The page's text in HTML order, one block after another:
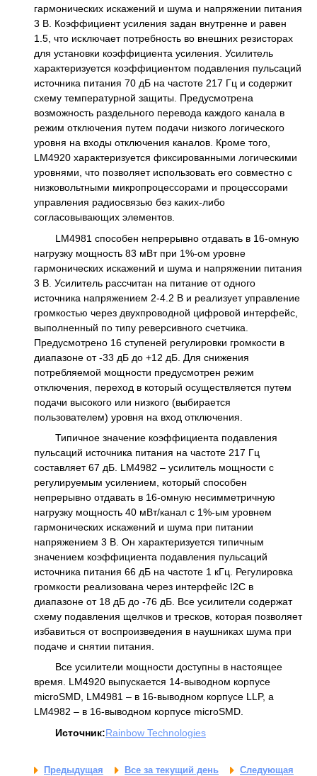
гармонических искажений и шума и напряжении питания
3 В. Коэффициент усиления задан внутренне и равен
1.5, что исключает потребность во внешних резисторах
для установки коэффициента усиления. Усилитель
характеризуется коэффициентом подавления пульсаций
источника питания 70 дБ на частоте 217 Гц и содержит
схему температурной защиты. Предусмотрена
возможность раздельного перевода каждого канала в
режим отключения путем подачи низкого логического
уровня на входы отключения каналов. Кроме того,
LM4920 характеризуется фиксированными логическими
уровнями, что позволяет использовать его совместно с
низковольтными микропроцессорами и процессорами
управления радиосвязью без каких-либо
согласовывающих элементов.
LM4981 способен непрерывно отдавать в 16-омную
нагрузку мощность 83 мВт при 1%-ом уровне
гармонических искажений и шума и напряжении питания
3 В. Усилитель рассчитан на питание от одного
источника напряжением 2-4.2 В и реализует управление
громкостью через двухпроводной цифровой интерфейс,
выполненный по типу реверсивного счетчика.
Предусмотрено 16 ступеней регулировки громкости в
диапазоне от -33 дБ до +12 дБ. Для снижения
потребляемой мощности предусмотрен режим
отключения, переход в который осуществляется путем
подачи высокого или низкого (выбирается
пользователем) уровня на вход отключения.
Типичное значение коэффициента подавления
пульсаций источника питания на частоте 217 Гц
составляет 67 дБ. LM4982 – усилитель мощности с
регулируемым усилением, который способен
непрерывно отдавать в 16-омную несимметричную
нагрузку мощность 40 мВт/канал с 1%-ым уровнем
гармонических искажений и шума при питании
напряжением 3 В. Он характеризуется типичным
значением коэффициента подавления пульсаций
источника питания 66 дБ на частоте 1 кГц. Регулировка
громкости реализована через интерфейс I2C в
диапазоне от 18 дБ до -76 дБ. Все усилители содержат
схему подавления щелчков и тресков, которая позволяет
избавиться от воспроизведения в наушниках шума при
подаче и снятии питания.
Все усилители мощности доступны в настоящее
время. LM4920 выпускается 14-выводном корпусе
microSMD, LM4981 – в 16-выводном корпусе LLP, а
LM4982 – в 16-выводном корпусе microSMD.
Источник:Rainbow Technologies
Предыдущая Все за текущий день Следующая